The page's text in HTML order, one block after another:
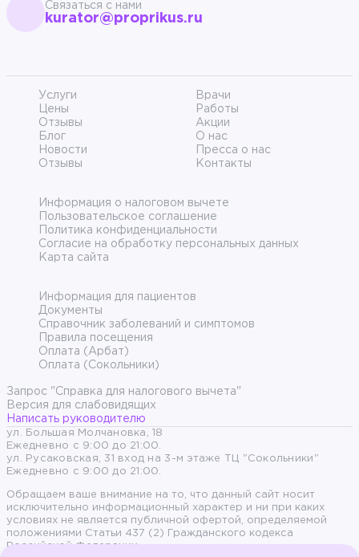
Связаться с нами
kurator@proprikus.ru
Услуги
Врачи
Цены
Работы
Отзывы
Акции
Блог
О нас
Новости
Пресса о нас
Отзывы
Контакты
Информация о налоговом вычете
Пользовательское соглашение
Политика конфиденциальности
Согласие на обработку персональных данных
Карта сайта
Информация для пациентов
Документы
Справочник заболеваний и симптомов
Правила посещения
Оплата (Арбат)
Оплата (Сокольники)
Запрос "Справка для налогового вычета"
Версия для слабовидящих
Написать руководителю
ул. Большая Молчановка, 18
Ежедневно с 9:00 до 21:00.
ул. Русаковская, 31 вход на 3-м этаже ТЦ "Сокольники"
Ежедневно с 9:00 до 21:00.
Обращаем ваше внимание на то, что данный сайт носит
исключительно информационный характер и ни при каких
условиях не является публичной офертой, определяемой
положениями Статьи 437 (2) Гражданского кодекса
Российской Федерации.